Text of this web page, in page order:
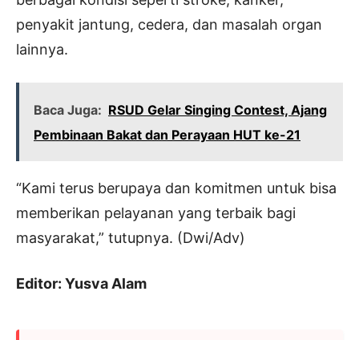
penyakit jantung, cedera, dan masalah organ
lainnya.
Baca Juga: RSUD Gelar Singing Contest, Ajang
Pembinaan Bakat dan Perayaan HUT ke-21
“Kami terus berupaya dan komitmen untuk bisa
memberikan pelayanan yang terbaik bagi
masyarakat,” tutupnya. (Dwi/Adv)
Editor: Yusva Alam